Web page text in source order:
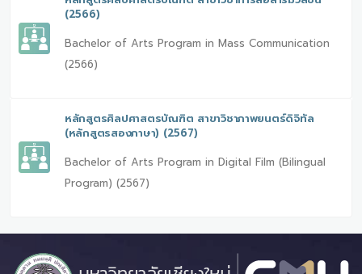
(2566)
Bachelor of Arts Program in Mass Communication
(2566)
หลักสูตรศิลปศาสตรบัณฑิต สาขาวิชาภาพยนตร์ดิจิทัล
(หลักสูตรสองภาษา) (2567)
Bachelor of Arts Program in Digital Film (Bilingual
Program) (2567)